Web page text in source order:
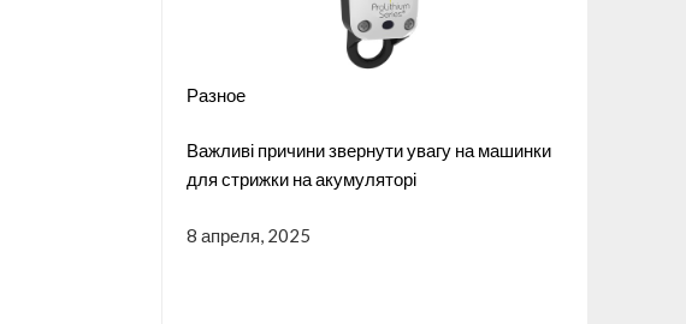
Разное
Важливі причини звернути увагу на машинки
для стрижки на акумуляторі
8 апреля, 2025